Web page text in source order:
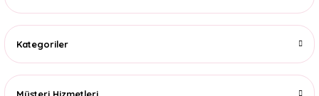
Kategoriler